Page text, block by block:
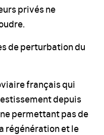
privés ne
de perturbation du
français qui
depuis
permettant pas de
régénération et le